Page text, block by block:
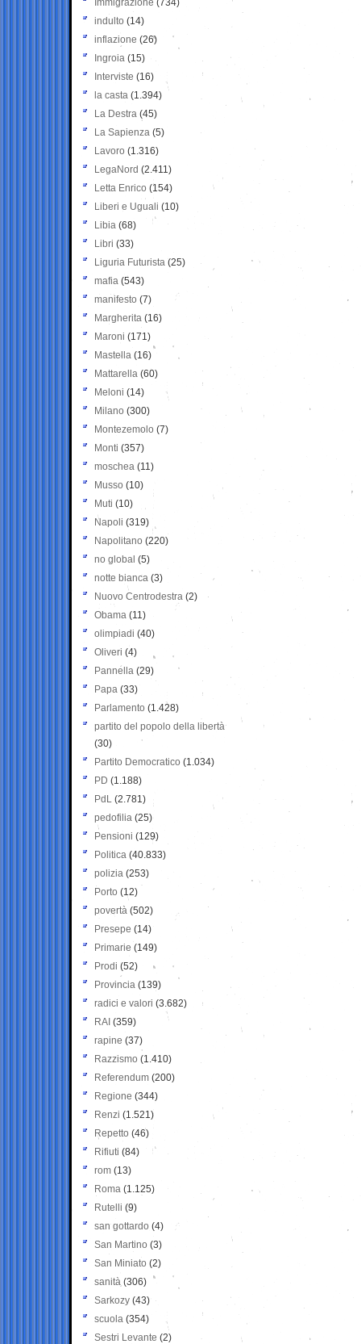
Immigrazione (734)
indulto (14)
inflazione (26)
Ingroia (15)
Interviste (16)
la casta (1.394)
La Destra (45)
La Sapienza (5)
Lavoro (1.316)
LegaNord (2.411)
Letta Enrico (154)
Liberi e Uguali (10)
Libia (68)
Libri (33)
Liguria Futurista (25)
mafia (543)
manifesto (7)
Margherita (16)
Maroni (171)
Mastella (16)
Mattarella (60)
Meloni (14)
Milano (300)
Montezemolo (7)
Monti (357)
moschea (11)
Musso (10)
Muti (10)
Napoli (319)
Napolitano (220)
no global (5)
notte bianca (3)
Nuovo Centrodestra (2)
Obama (11)
olimpiadi (40)
Oliveri (4)
Pannella (29)
Papa (33)
Parlamento (1.428)
partito del popolo della libertà
(30)
Partito Democratico (1.034)
PD (1.188)
PdL (2.781)
pedofilia (25)
Pensioni (129)
Politica (40.833)
polizia (253)
Porto (12)
povertà (502)
Presepe (14)
Primarie (149)
Prodi (52)
Provincia (139)
radici e valori (3.682)
RAI (359)
rapine (37)
Razzismo (1.410)
Referendum (200)
Regione (344)
Renzi (1.521)
Repetto (46)
Rifiuti (84)
rom (13)
Roma (1.125)
Rutelli (9)
san gottardo (4)
San Martino (3)
San Miniato (2)
sanità (306)
Sarkozy (43)
scuola (354)
Sestri Levante (2)